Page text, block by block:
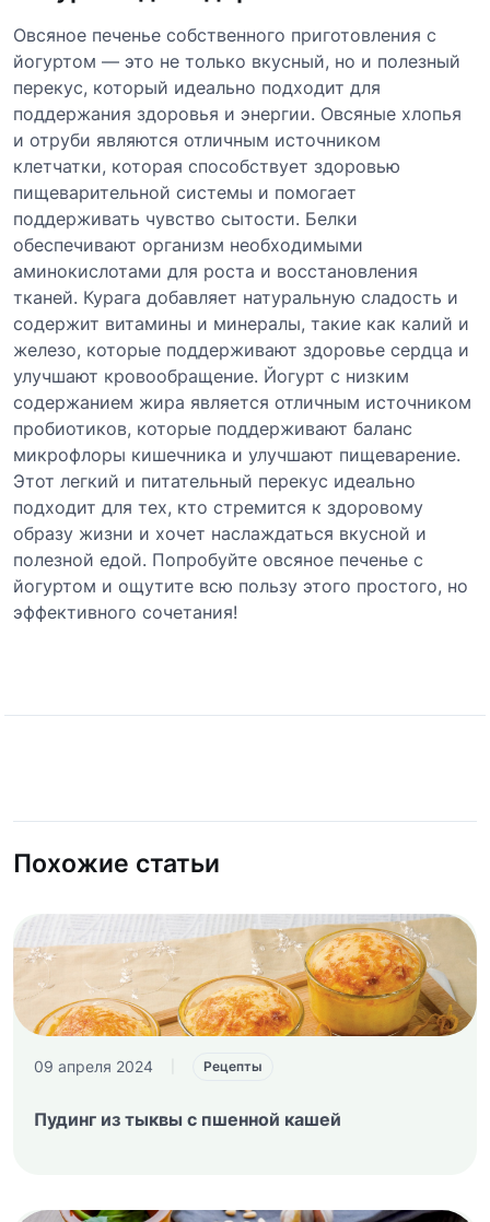
Овсяное печенье собственного приготовления с
йогуртом — это не только вкусный, но и полезный
перекус, который идеально подходит для
поддержания здоровья и энергии. Овсяные хлопья
и отруби являются отличным источником
клетчатки, которая способствует здоровью
пищеварительной системы и помогает
поддерживать чувство сытости. Белки
обеспечивают организм необходимыми
аминокислотами для роста и восстановления
тканей. Курага добавляет натуральную сладость и
содержит витамины и минералы, такие как калий и
железо, которые поддерживают здоровье сердца и
улучшают кровообращение. Йогурт с низким
содержанием жира является отличным источником
пробиотиков, которые поддерживают баланс
микрофлоры кишечника и улучшают пищеварение.
Этот легкий и питательный перекус идеально
подходит для тех, кто стремится к здоровому
образу жизни и хочет наслаждаться вкусной и
полезной едой. Попробуйте овсяное печенье с
йогуртом и ощутите всю пользу этого простого, но
эффективного сочетания!
Похожие статьи
09 апреля 2024 Рецепты
Пудинг из тыквы с пшенной кашей